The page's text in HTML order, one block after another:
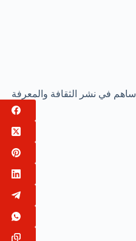
ساهم في نشر الثقافة والمعرفة